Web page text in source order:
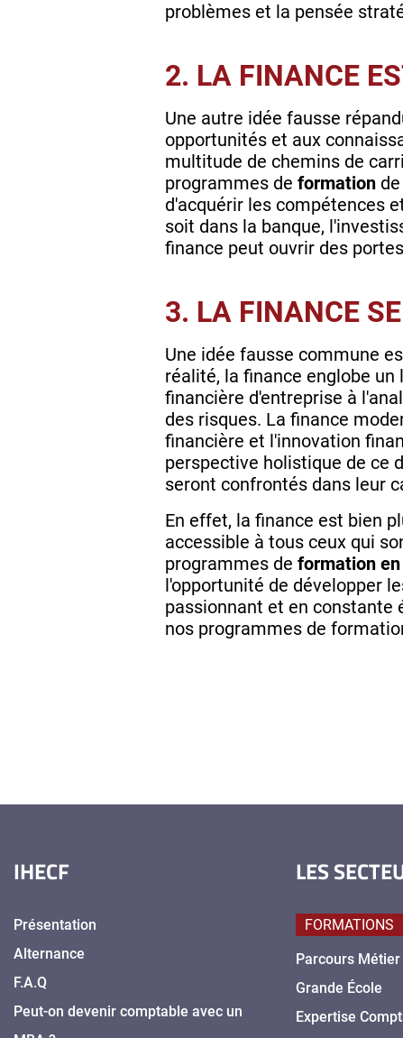
problèmes et la pensée
2. LA FINANCE
Une autre idée fausse
opportunités et aux
multitude de chemins de
programmes de formation
d'acquérir les compétences
soit dans la banque,
finance peut ouvrir des
3. LA FINANCE
Une idée fausse commune
réalité, la finance englobe
financière d'entreprise à
des risques. La finance
financière et l'innovation
perspective holistique de ce
seront confrontés dans leur
En effet, la finance est bien
accessible à tous ceux qui
programmes de formation
l'opportunité de développer
passionnant et en constante
nos programmes de
IHECF
Présentation
Alternance
F.A.Q
Peut-on devenir comptable avec un
LES
FORMATIONS
Parcours Métier
Grande École
Expertise